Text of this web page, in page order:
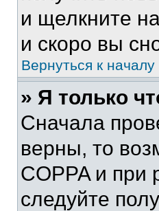
и щелкните
и скоро вы
Вернуться к началу
» Я только
Сначала
верны, то
COPPA и при
следуйте